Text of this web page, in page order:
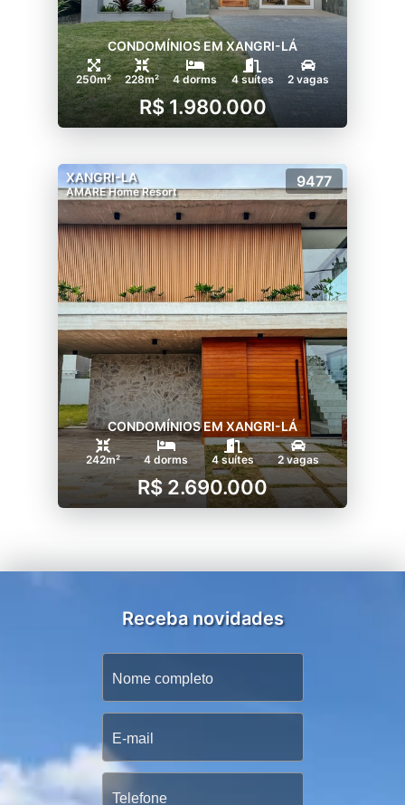
CONDOMÍNIOS EM XANGRI-LÁ
250m² 228m² 4 dorms 4 suítes 2 vagas
R$ 1.980.000
XANGRI-LA
AMARE Home Resort
9477
CONDOMÍNIOS EM XANGRI-LÁ
242m² 4 dorms 4 suítes 2 vagas
R$ 2.690.000
Receba novidades